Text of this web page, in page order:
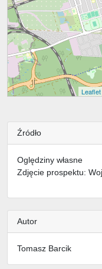
Leaflet
Źródło
Oględziny własne
Zdjęcie prospektu:
Autor
Tomasz Barcik